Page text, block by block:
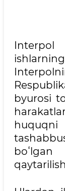
Interpol
byurosi
huquqni